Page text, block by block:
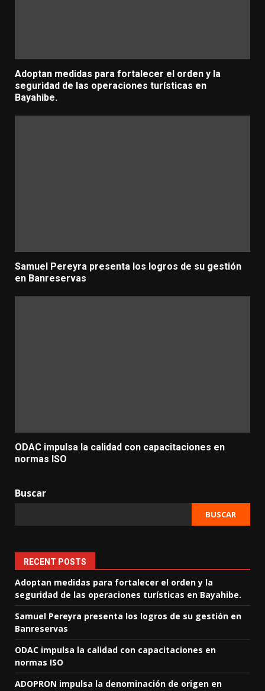
Adoptan medidas para fortalecer el orden y la
seguridad de las operaciones turísticas en
Bayahibe.
Samuel Pereyra presenta los logros de su gestión
en Banreservas
ODAC impulsa la calidad con capacitaciones en
normas ISO
Buscar
BUSCAR
RECENT POSTS
Adoptan medidas para fortalecer el orden y la
seguridad de las operaciones turísticas en Bayahibe.
Samuel Pereyra presenta los logros de su gestión en
Banreservas
ODAC impulsa la calidad con capacitaciones en
normas ISO
ADOPRON impulsa la denominación de origen en